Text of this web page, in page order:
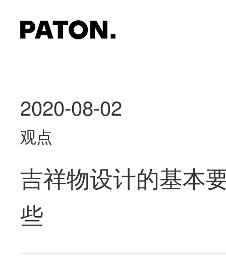
2020-08-02
观点
吉祥物设计的基本
些